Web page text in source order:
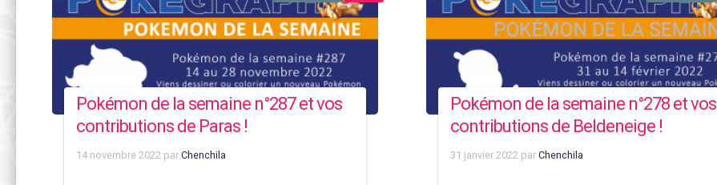
Pokémon de la semaine n°287 et vos
contributions de Paras !
14 novembre 2022 par Chenchila
Pokémon de la semaine n°278 et vos
contributions de Beldeneige !
31 janvier 2022 par Chenchila